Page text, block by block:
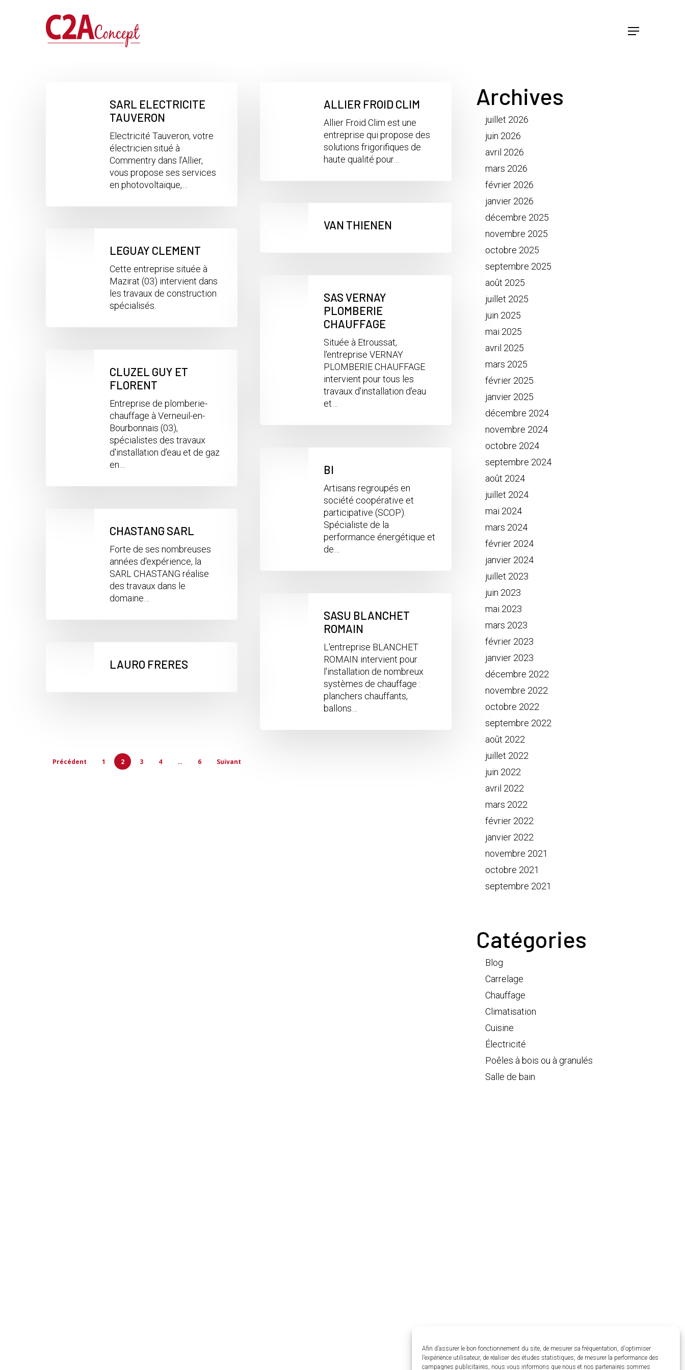
Afin d’assurer le bon fonctionnement du site, de mesurer sa fréquentation, d'optimiser
l’expérience utilisateur, de réaliser des études statistiques, de mesurer la performance des
campagnes publicitaires, nous vous informons que nous et nos partenaires sommes
Menu
SARL ELECTRICITE
TAUVERON
Electricité Tauveron, votre
électricien situé à
Commentry dans l’Allier,
vous propose ses services
en photovoltaïque,…
ALLIER FROID CLIM
Allier Froid Clim est une
entreprise qui propose des
solutions frigorifiques de
haute qualité pour…
VAN THIENEN
LEGUAY CLEMENT
Cette entreprise située à
Mazirat (03) intervient dans
les travaux de construction
spécialisés.
SAS VERNAY
PLOMBERIE
CHAUFFAGE
Située à Etroussat,
l'entreprise VERNAY
PLOMBERIE CHAUFFAGE
intervient pour tous les
travaux d'installation d'eau
et…
CLUZEL GUY ET
FLORENT
Entreprise de plomberie-
chauffage à Verneuil-en-
Bourbonnais (03),
spécialistes des travaux
d'installation d'eau et de gaz
en…
BI
Artisans regroupés en
société coopérative et
participative (SCOP).
Spécialiste de la
performance énergétique et
de…
CHASTANG SARL
Forte de ses nombreuses
années d'expérience, la
SARL CHASTANG réalise
des travaux dans le
domaine…
SASU BLANCHET
ROMAIN
L'entreprise BLANCHET
ROMAIN intervient pour
l'installation de nombreux
systèmes de chauffage :
planchers chauffants,
ballons…
LAURO FRERES
Précédent 1 2 3 4 … 6 Suivant
Archives
juillet 2026
juin 2026
avril 2026
mars 2026
février 2026
janvier 2026
décembre 2025
novembre 2025
octobre 2025
septembre 2025
août 2025
juillet 2025
juin 2025
mai 2025
avril 2025
mars 2025
février 2025
janvier 2025
décembre 2024
novembre 2024
octobre 2024
septembre 2024
août 2024
juillet 2024
mai 2024
mars 2024
février 2024
janvier 2024
juillet 2023
juin 2023
mai 2023
mars 2023
février 2023
janvier 2023
décembre 2022
novembre 2022
octobre 2022
septembre 2022
août 2022
juillet 2022
juin 2022
avril 2022
mars 2022
février 2022
janvier 2022
novembre 2021
octobre 2021
septembre 2021
Catégories
Blog
Carrelage
Chauffage
Climatisation
Cuisine
Électricité
Poêles à bois ou à granulés
Salle de bain